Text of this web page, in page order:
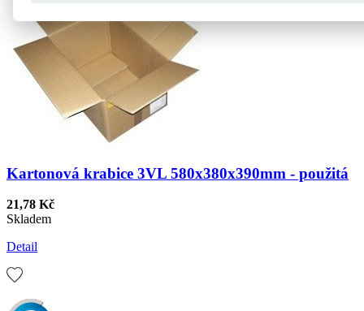
Kartonová krabice 3VL 580x380x390mm - použitá
21,78 Kč
Skladem
Detail